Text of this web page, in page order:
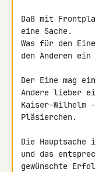
Daß mit
eine Sache.
Was für den
den Anderen ein
Der Eine mag
Andere lieber
Kaiser-Wilhelm
Pläsierchen.
Die Hauptsache
und das
gewünschte